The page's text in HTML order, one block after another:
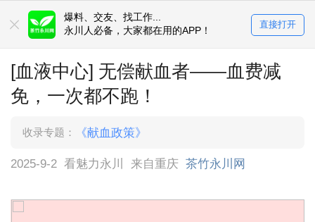
爆料、交友、找工作...
永川人必备，大家都在用的APP！
直接打开
[血液中心] 无偿献血者——血费减
免，一次都不跑！
收录专题： 《献血政策》
2025-9-2 看魅力永川 来自重庆 茶竹永川网